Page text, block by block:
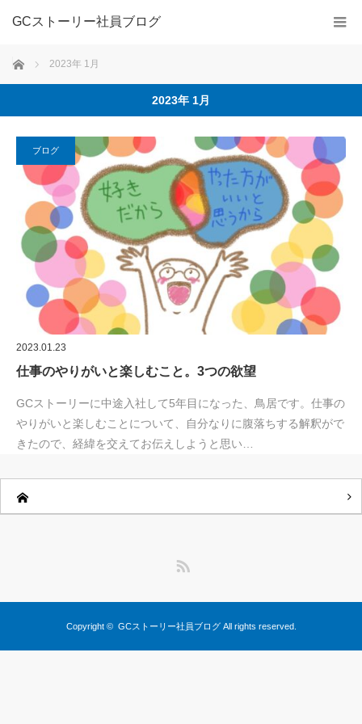
GCストーリー社員ブログ
ホーム 2023年 1月
2023年 1月
ブログ
2023.01.23
仕事のやりがいと楽しむこと。3つの欲望
GCストーリーに中途入社して5年目になった、鳥居です。仕事の
やりがいと楽しむことについて、自分なりに腹落ちする解釈がで
きたので、経緯を交えてお伝えしようと思い…
Copyright © GCストーリー社員ブログAll rights reserved.